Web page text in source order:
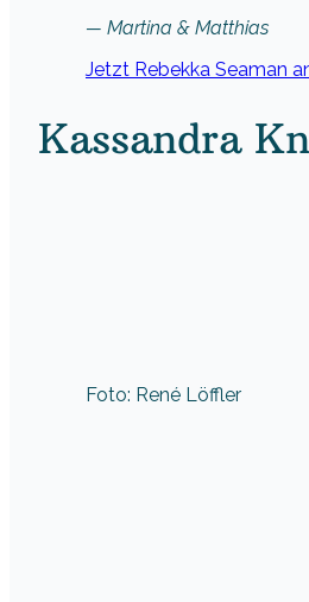
— Martina & Matthias
Jetzt Rebekka Seaman
Kassandra
Foto: René Löffler